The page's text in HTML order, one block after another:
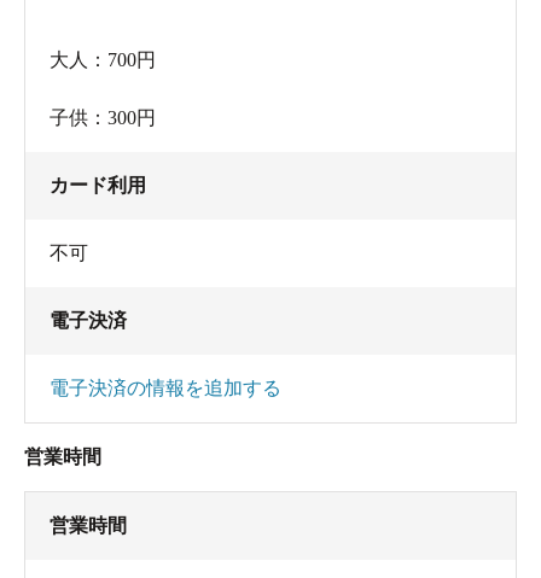
大人：700円
子供：300円
カード利用
不可
電子決済
電子決済の情報を追加する
営業時間
営業時間